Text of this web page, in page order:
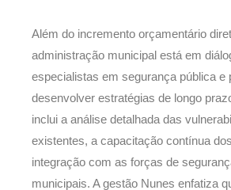
Além do incremento orçamentário
administração municipal está em
especialistas em segurança pública e
desenvolver estratégias de longo
inclui a análise detalhada das
existentes, a capacitação contínua
integração com as forças de
municipais. A gestão Nunes enfatiza